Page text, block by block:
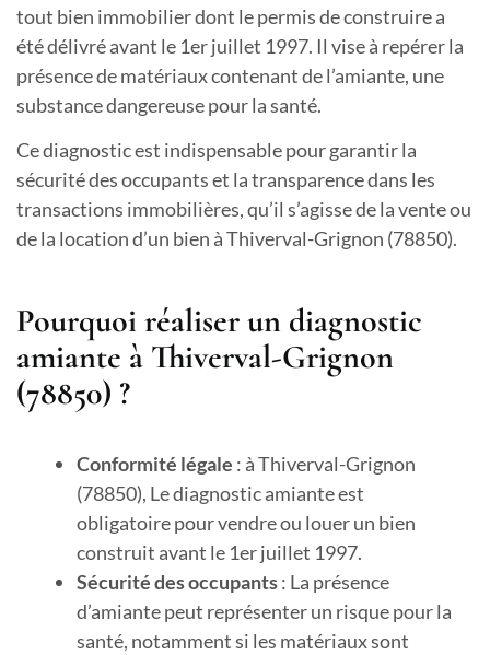
tout bien immobilier dont le permis de construire a
été délivré avant le 1er juillet 1997. Il vise à repérer la
présence de matériaux contenant de l’amiante, une
substance dangereuse pour la santé.
Ce diagnostic est indispensable pour garantir la
sécurité des occupants et la transparence dans les
transactions immobilières, qu’il s’agisse de la vente ou
de la location d’un bien à Thiverval-Grignon (78850).
Pourquoi réaliser un diagnostic
amiante à Thiverval-Grignon
(78850) ?
Conformité légale : à Thiverval-Grignon
(78850), Le diagnostic amiante est
obligatoire pour vendre ou louer un bien
construit avant le 1er juillet 1997.
Sécurité des occupants: La présence
d’amiante peut représenter un risque pour la
santé, notamment si les matériaux sont